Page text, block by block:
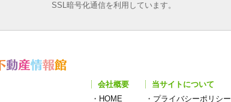
SSL暗号化通信を利用しています。
会社概要
・ HOME
当サイトについて
・ プライバシーポリシー